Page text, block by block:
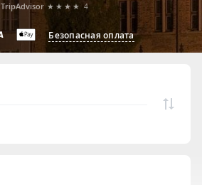
Безопасная оплата
TripAdvisor ★★★★ 4